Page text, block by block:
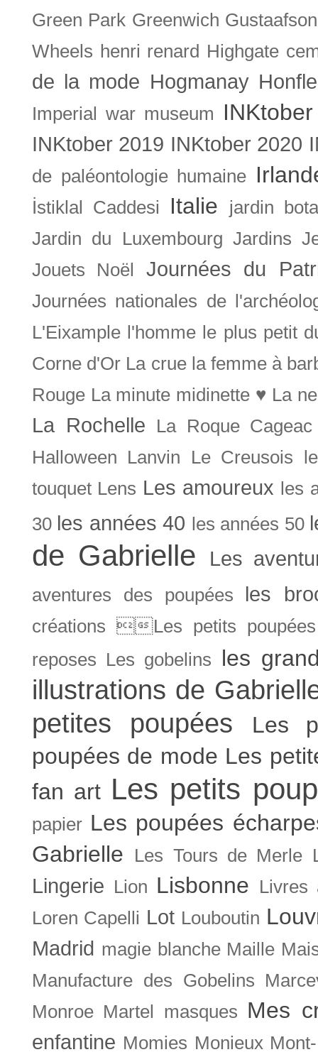
Green Park Greenwich Gustaafson
Wheels henri renard Highgate
de la mode Hogmanay
Imperial war museum INKtober
INKtober 2019 INKtober 2020
de paléontologie humaine
İstiklal Caddesi Italie
jardin
Jardin du Luxembourg Jardins
Jouets Noël
Journées du
Journées nationales de
L'Eixample l'homme le plus petit
Corne d'Or La crue la femme à
Rouge La minute midinette ♥ La
La Rochelle
La Roque Cageac
Halloween
Lanvin Le Creusois
touquet Lens Les amoureux les
30 les années 40 les années 50
de Gabrielle Les
aventures des poupées les
créations Les petits
reposes Les gobelins les
illustrations de
petites poupées
Les
poupées de mode Les
fan art Les petits
papier Les poupées
Gabrielle
Les Tours de Merle
Lingerie Lion Lisbonne
Livres
Loren Capelli Lot Louboutin
Madrid magie blanche Maille
Manufacture des Gobelins
Monroe Martel masques Mes
enfantine Momies Monieux